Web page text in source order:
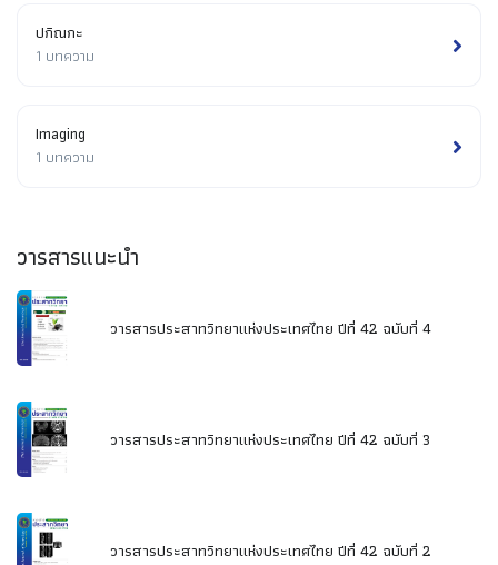
ปกิณกะ
1 บทความ
Imaging
1 บทความ
วารสารแนะนำ
วารสารประสาทวิทยาแห่งประเทศไทย ปีที่ 42 ฉบับที่ 4
วารสารประสาทวิทยาแห่งประเทศไทย ปีที่ 42 ฉบับที่ 3
วารสารประสาทวิทยาแห่งประเทศไทย ปีที่ 42 ฉบับที่ 2